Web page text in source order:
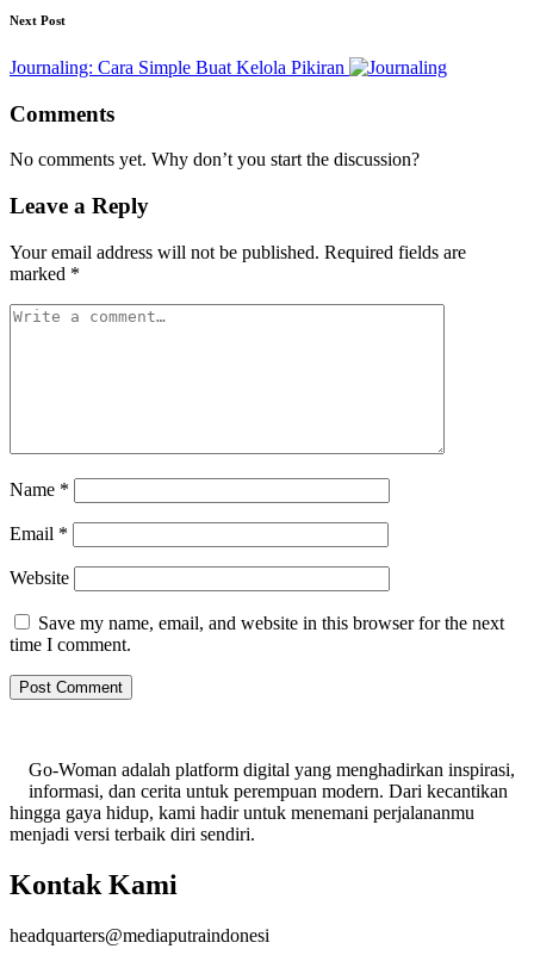
Next Post
Journaling: Cara Simple Buat Kelola Pikiran
Comments
No comments yet. Why don’t you start the discussion?
Leave a Reply
Your email address will not be published. Required fields are
marked *
Name *
Email *
Website
Save my name, email, and website in this browser for the next
time I comment.
Go-Woman adalah platform digital yang menghadirkan inspirasi,
informasi, dan cerita untuk perempuan modern. Dari kecantikan
hingga gaya hidup, kami hadir untuk menemani perjalananmu
menjadi versi terbaik diri sendiri.
Kontak Kami
headquarters@mediaputraindonesi